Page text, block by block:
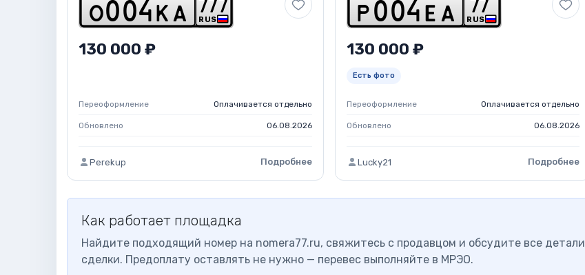
o0 04 k a RUS
7 7 7
130 000 ₽
Переоформление Оплачивается отдельно
Обновлено 06.08.2026
Perekup Подробнее
p 0 04 e a RUS
7 7
130 000 ₽
Есть фото
Переоформление Оплачивается отдельно
Обновлено 06.08.2026
Lucky21 Подробнее
Как работает площадка
Найдите подходящий номер на nomera77.ru, свяжитесь с продавцом и обсудите все детали
сделки. Предоплату оставлять не нужно — перевес выполняйте в МРЭО.